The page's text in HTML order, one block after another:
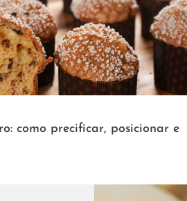
como precificar, posicionar e